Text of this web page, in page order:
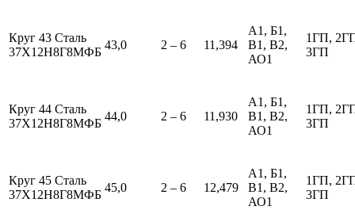
Круг 43 Сталь
37Х12Н8Г8МФБ
43,0 2 – 6 11,394
А1, Б1,
В1, В2,
АО1
1ГП,
3ГП
Круг 44 Сталь
37Х12Н8Г8МФБ
44,0 2 – 6 11,930
А1, Б1,
В1, В2,
АО1
1ГП,
3ГП
Круг 45 Сталь
37Х12Н8Г8МФБ
45,0 2 – 6 12,479
А1, Б1,
В1, В2,
АО1
1ГП,
3ГП